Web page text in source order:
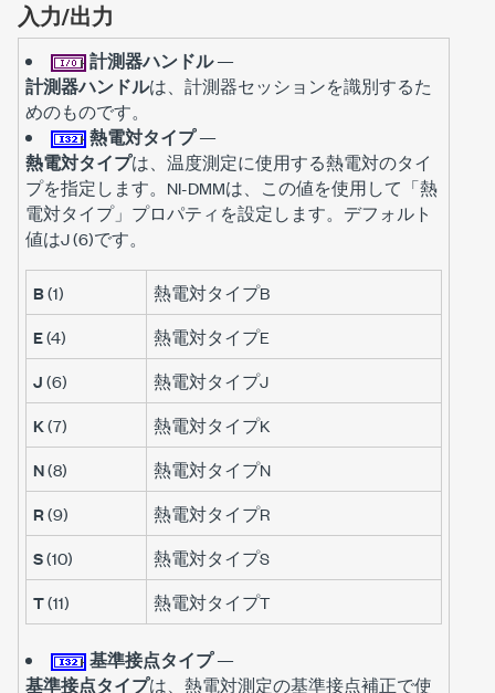
入力/出力
計測器ハンドル—
計測器ハンドルは、計測器セッションを識別するた
めのものです。
熱電対タイプ—
熱電対タイプは、温度測定に使用する熱電対のタイ
プを指定します。NI-DMMは、この値を使用して「熱
電対タイプ」プロパティを設定します。デフォルト
値はJ (6)です。
B(1)
熱電対タイプB
E(4)
熱電対タイプE
J(6)
熱電対タイプJ
K(7)
熱電対タイプK
N(8)
熱電対タイプN
R(9)
熱電対タイプR
S(10)
熱電対タイプS
T(11) 熱電対タイプT
基準接点タイプ—
基準接点タイプは、熱電対測定の基準接点補正で使